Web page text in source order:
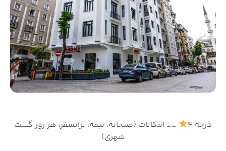
درجه 4
__ امکانات (صبحانه، بیمه، ترانسفر، هر روز گشت
شهری)